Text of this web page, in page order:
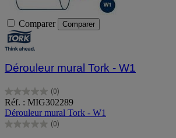
Comparer Comparer
Dérouleur mural Tork - W1
(0)
0.0
sur
5
étoiles.
Réf. : MIG302289
Dérouleur mural Tork - W1
(0)
0.0